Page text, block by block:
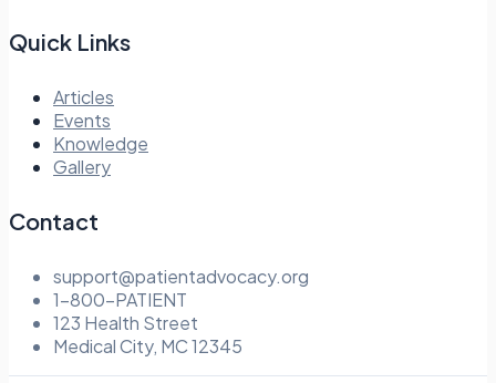
Quick Links
Articles
Events
Knowledge
Gallery
Contact
support@patientadvocacy.org
1-800-PATIENT
123 Health Street
Medical City, MC 12345